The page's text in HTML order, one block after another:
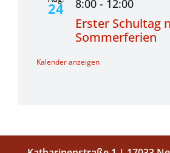
24 8:00 - 12:00
Erster Schultag
Sommerferien
Kalender anzeigen